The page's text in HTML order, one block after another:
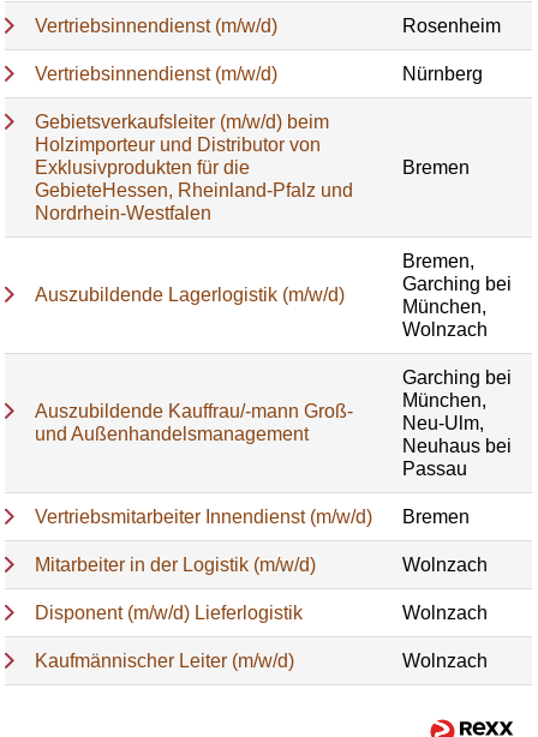
Vertriebsinnendienst (m/w/d) Rosenheim
Vertriebsinnendienst (m/w/d) Nürnberg
Gebietsverkaufsleiter (m/w/d) beim
Holzimporteur und Distributor von
Exklusivprodukten für die
GebieteHessen, Rheinland-Pfalz und
Nordrhein-Westfalen
Bremen
Auszubildende Lagerlogistik (m/w/d)
Bremen,
Garching bei
München,
Wolnzach
Auszubildende Kauffrau/-mann Groß-
und Außenhandelsmanagement
Garching bei
München,
Neu-Ulm,
Neuhaus bei
Passau
Vertriebsmitarbeiter Innendienst (m/w/d) Bremen
Mitarbeiter in der Logistik (m/w/d) Wolnzach
Disponent (m/w/d) Lieferlogistik Wolnzach
Kaufmännischer Leiter (m/w/d) Wolnzach